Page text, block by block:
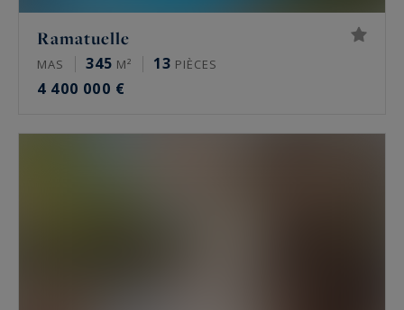
Ramatuelle
MAS 345 M² 13 PIÈCES
4 400 000 €